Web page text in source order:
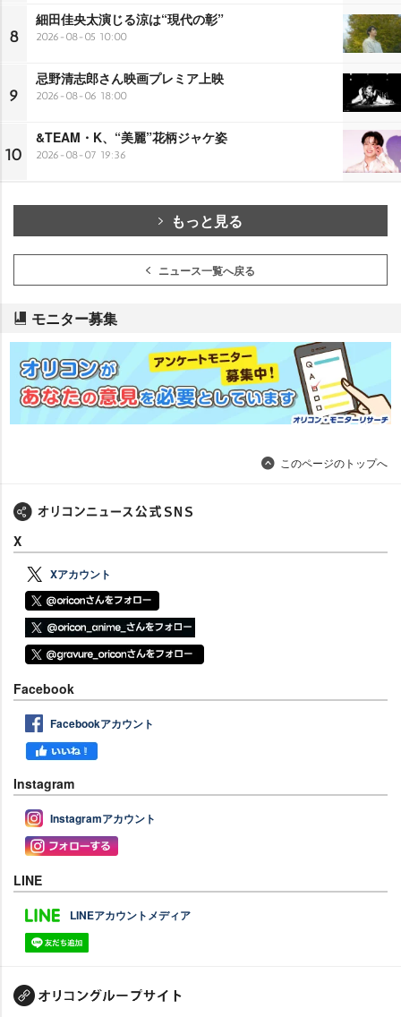
8
細田佳央太演じる涼は“現代の彰”
2026-08-05 10:00
9
忌野清志郎さん映画プレミア上映
2026-08-06 18:00
10
&TEAM・K、“美麗”花柄ジャケ姿
2026-08-07 19:36
もっと見る
ニュース一覧へ戻る
モニター募集
このページのトップへ
X
Xアカウント
Facebook
Facebookアカウント
Instagram
Instagramアカウント
LINE
LINEアカウントメディア